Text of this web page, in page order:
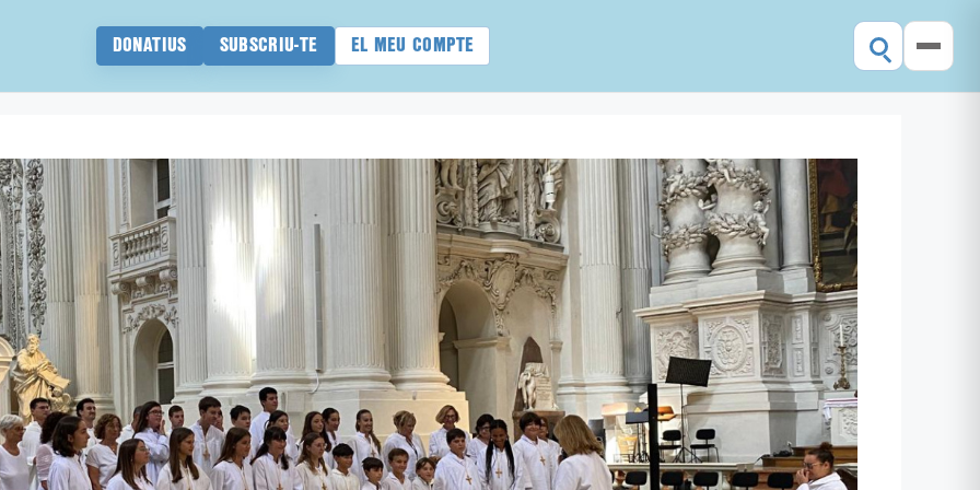
DONATIUS SUBSCRIU-TE EL MEU COMPTE